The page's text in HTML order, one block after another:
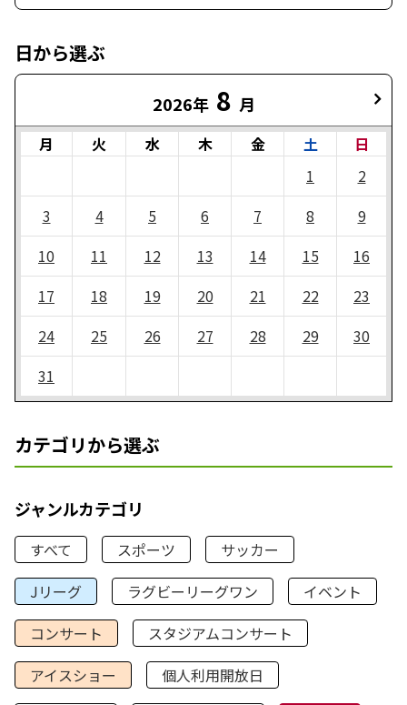
日から選ぶ
2026年 8 月
月 火 水 木 金 土
日
1
2
3
4 5 6 7 8
9
10
11 12 13 14 15
16
17
18 19 20 21 22
23
24
25 26 27 28 29
30
31
カテゴリから選ぶ
ジャンルカテゴリ
すべて スポーツ
サッカー
Jリーグ
ラグビーリーグワン
イベント
コンサート
スタジアムコンサート
アイスショー
個人利用開放日